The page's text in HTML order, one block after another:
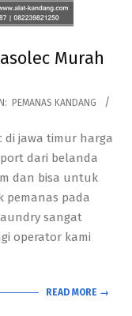
Murah
IN:
PEMANAS KANDANG
di jawa timur harga
dari belanda
dan bisa untuk
pemanas pada
sangat
operator kami
READ MORE →